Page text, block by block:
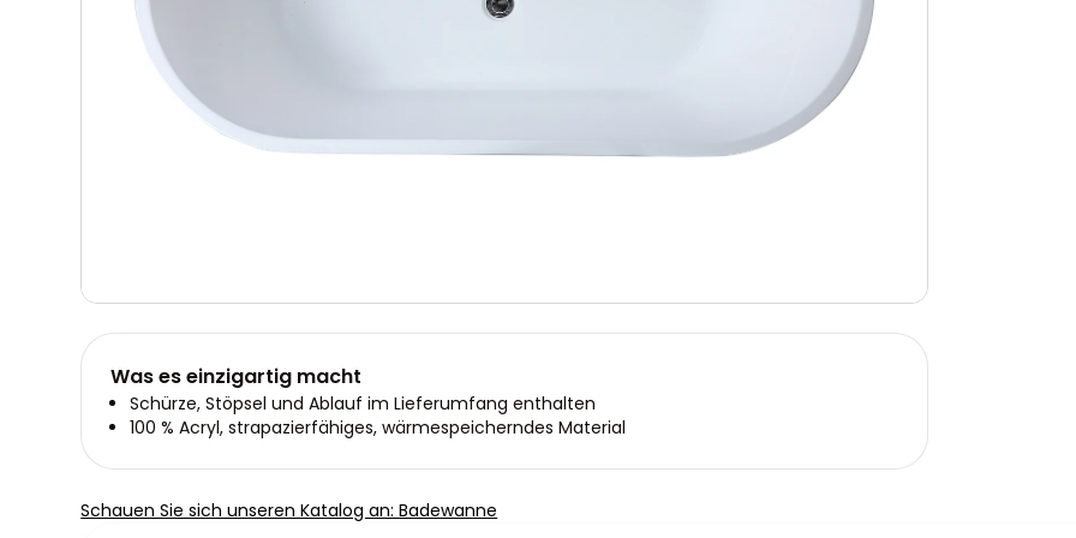
Was es einzigartig macht
Schürze, Stöpsel und Ablauf im Lieferumfang enthalten
100 % Acryl, strapazierfähiges, wärmespeicherndes Material
Schauen Sie sich unseren Katalog an: Badewanne